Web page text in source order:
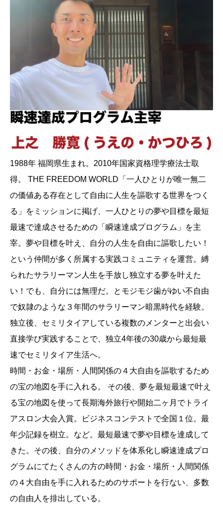
1988年 福岡県生まれ。2010年国家資格理学療法士取
得。 THE FREEDOM WORLD「一人ひとりが唯一無二
の価値ある存在として自由に人生を謳歌する世界をつく
る」をミッションに掲げ、一人ひとりの夢や目標を最短
最速で達成させるための「瞬速達成プログラム」を主
宰。夢や目標を叶え、自分の人生を自由に謳歌したい！
という仲間が多く所属する実践コミュニティを運営。縛
られたサラリーマン人生を手放し独立する夢を叶えた
い！でも、自分には無理だ。とモジモジ歯がゆい不自由
で奴隷のような３年間のサラリーマン暗黒時代を経験。
独立後、セミリタイアしている複数のメンターと出会い
直接学び実践することで、独立4年後の30歳から最短最
速でセミリタイア生活へ。
時間・お金・場所・人間関係の４大自由を謳歌するため
の宝の地図を手に入れる。 その後、夢を最短最速で叶え
る宝の地図を使って長期海外旅行や開始二ヶ月でトライ
アスロン大会入賞。ビジネスコンテストで全国１位。最
年少記録を樹立。など。最短最速で夢や目標を達成して
きた。その後、自分のメソッドを体系化し瞬速達成プロ
グラムにてたくさんの方の時間・お金・場所・人間関係
の４大自由を手に入れるためのサポートを行ない、多数
の自由人を排出している。